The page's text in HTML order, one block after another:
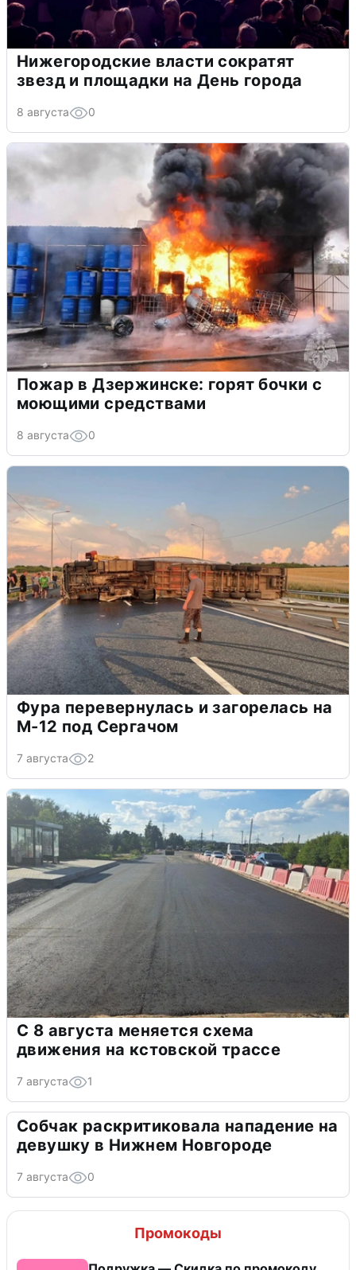
Нижегородские власти сократят
звезд и площадки на День города
8 августа 0
Пожар в Дзержинске: горят бочки с
моющими средствами
8 августа 0
Фура перевернулась и загорелась на
М-12 под Сергачом
7 августа 2
С 8 августа меняется схема
движения на кстовской трассе
7 августа 1
Собчак раскритиковала нападение на
девушку в Нижнем Новгороде
7 августа 0
Промокоды